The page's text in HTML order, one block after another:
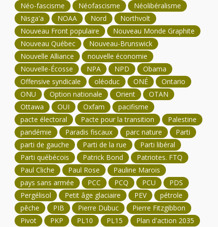
Néo-fascisme
Néofascisme
Néolibéralisme
Nisga'a
NOAA Nord
Northvolt
Nouveau Front populaire
Nouveau Monde Graphite
Nouveau Québec
Nouveau-Brunswick
Nouvelle Alliance
nouvelle économie
Nouvelle-Écosse
NPA NPD
Obama
Offensive syndicale
oléoduc ONÉ
Ontario
ONU
Option nationale Orient
OTAN
Ottawa
OUI Oxfam
pacifisme
pacte électoral
Pacte pour la transition
Palestine
pandémie
Paradis fiscaux parc nature
Parti
parti de gauche
Parti de la rue
Parti libéral
Parti québécois
Patrick Bond
Patriotes. FTQ
Paul Cliche
Paul Rose
Pauline Marois
pays sans armée
PCC PCQ PCU
PDS
Pergélisol
Petit âge glaciaire PEV
pétrole
pêche
PIB Pierre Dubuc
Pierre Fitzgibbon
Pivot
PKP PL10 PL15
Plan d'action 2035